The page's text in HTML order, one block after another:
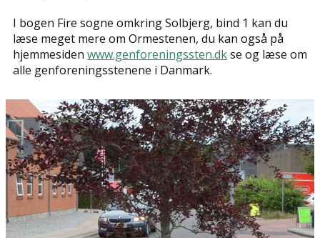
I bogen Fire sogne omkring Solbjerg, bind 1 kan du
læse meget mere om Ormestenen, du kan også på
hjemmesiden www.genforeningssten.dkse og læse om
alle genforeningsstenene i Danmark.